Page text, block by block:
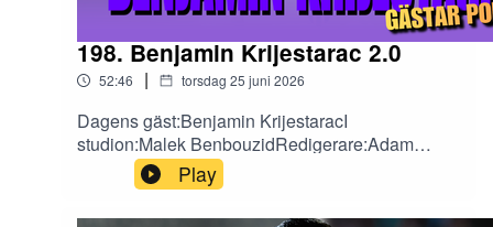
198. Benjamin Krijestarac 2.0
52:46 | torsdag 25 juni 2026
Dagens gäst:Benjamin KrijestaracI
studion:Malek BenbouzidRedigerare:Adam
ValkeinenFölj oss på sociala medier!X: Fotboll är
FotbollInstagram: fotbollarfotbollTikTok:
fotbollarfotboll
Play